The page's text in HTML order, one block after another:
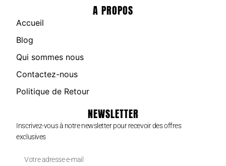
A PROPOS
Accueil
Blog
Qui sommes nous
Contactez-nous
Politique de Retour
NEWSLETTER
Inscrivez-vous à notre newsletter pour recevoir des offres
exclusives